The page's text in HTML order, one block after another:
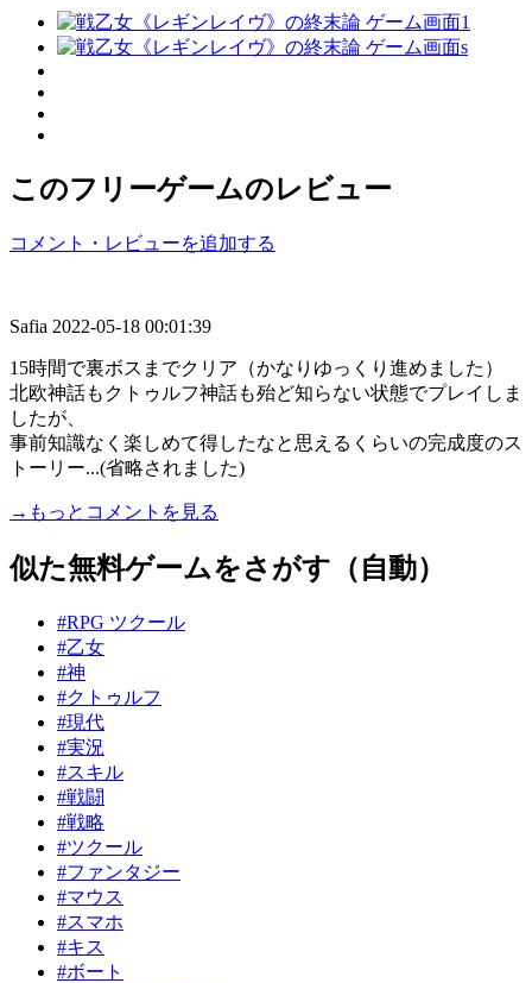
このフリーゲームのレビュー
コメント・レビューを追加する
Safia 2022-05-18 00:01:39
15時間で裏ボスまでクリア（かなりゆっくり進めました）
北欧神話もクトゥルフ神話も殆ど知らない状態でプレイしま
したが、
事前知識なく楽しめて得したなと思えるくらいの完成度のス
トーリー...(省略されました)
→もっとコメントを見る
似た無料ゲームをさがす（自動）
#RPG ツクール
#乙女
#神
#クトゥルフ
#現代
#実況
#スキル
#戦闘
#戦略
#ツクール
#ファンタジー
#マウス
#スマホ
#キス
#ボート